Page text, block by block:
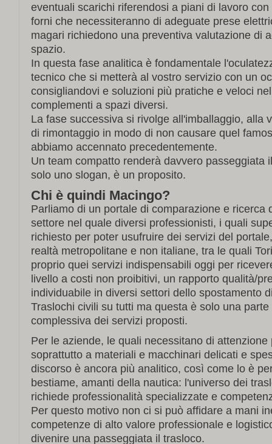
eventuali scarichi riferendosi a piani di lavoro
forni che necessiteranno di adeguate prese
magari richiedono una preventiva valutazione di
spazio.
In questa fase analitica è fondamentale
tecnico che si metterà al vostro servizio con un
consigliandovi e soluzioni più pratiche e veloci
complementi a spazi diversi.
La fase successiva si rivolge all'imballaggio, alla
di rimontaggio in modo di non causare quel
abbiamo accennato precedentemente.
Un team compatto renderà davvero passeggiata
solo uno slogan, è un proposito.
Chi è quindi Macingo?
Parliamo di un portale di comparazione e ricerca
settore nel quale diversi professionisti, i quali
richiesto per poter usufruire dei servizi del
realtà metropolitane e non italiane, tra le quali
proprio quei servizi indispensabili oggi per
livello a costi non proibitivi, un rapporto qualità/
individuabile in diversi settori dello spostamento
Traslochi civili su tutti ma questa è solo una
complessiva dei servizi proposti.
Per le aziende, le quali necessitano di attenzione
soprattutto a materiali e macchinari delicati e
discorso è ancora più analitico, così come lo è
bestiame, amanti della nautica: l'universo dei
richiede professionalità specializzate e
Per questo motivo non ci si può affidare a mani
competenze di alto valore professionale e
divenire una passeggiata il trasloco.